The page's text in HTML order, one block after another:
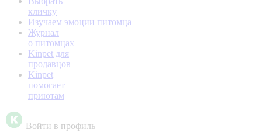
кличку
Изучаем эмоции питомца
Журнал
о питомцах
Kinpet для
продавцов
Kinpet
помогает
приютам
Войти в профиль